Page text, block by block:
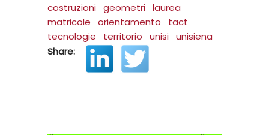
costruzioni geometri laurea
matricole
orientamento
tact
tecnologie
territorio unisi unisiena
Share: